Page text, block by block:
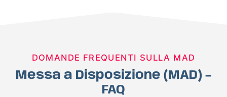
DOMANDE FREQUENTI SULLA MAD
Messa a Disposizione (MAD) –
FAQ